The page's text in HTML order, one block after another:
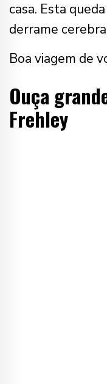
casa. Esta
derrame
Boa viagem de
Ouça
Frehley